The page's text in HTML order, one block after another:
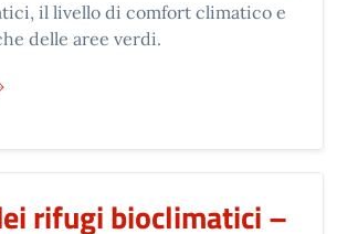
il livello di comfort climatico e
delle aree verdi.
ATLANTE DEI RIFUGI BIOCLIMATICI –
rifugi bioclimatici –